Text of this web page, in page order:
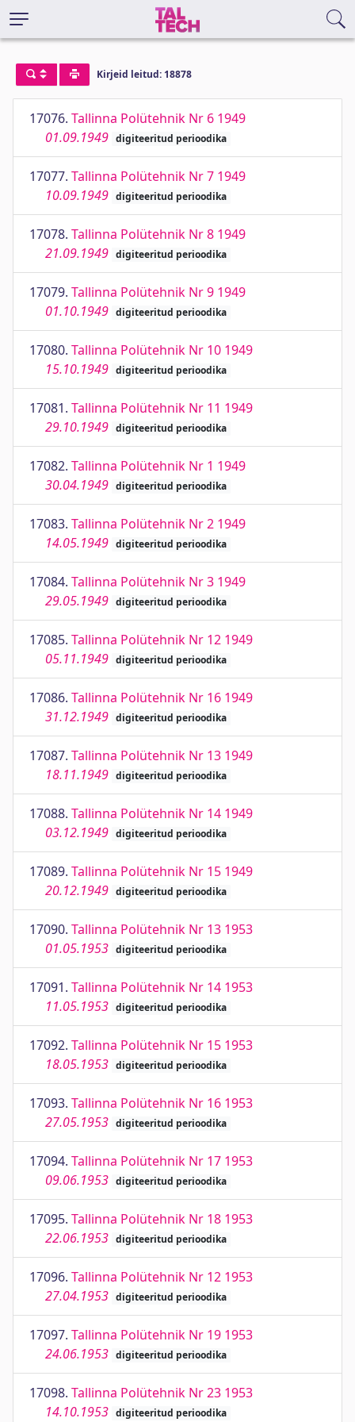
Kirjeid leitud: 18878
17076. Tallinna Polütehnik Nr 6 1949
01.09.1949 digiteeritud perioodika
17077. Tallinna Polütehnik Nr 7 1949
10.09.1949 digiteeritud perioodika
17078. Tallinna Polütehnik Nr 8 1949
21.09.1949 digiteeritud perioodika
17079. Tallinna Polütehnik Nr 9 1949
01.10.1949 digiteeritud perioodika
17080. Tallinna Polütehnik Nr 10 1949
15.10.1949 digiteeritud perioodika
17081. Tallinna Polütehnik Nr 11 1949
29.10.1949 digiteeritud perioodika
17082. Tallinna Polütehnik Nr 1 1949
30.04.1949 digiteeritud perioodika
17083. Tallinna Polütehnik Nr 2 1949
14.05.1949 digiteeritud perioodika
17084. Tallinna Polütehnik Nr 3 1949
29.05.1949 digiteeritud perioodika
17085. Tallinna Polütehnik Nr 12 1949
05.11.1949 digiteeritud perioodika
17086. Tallinna Polütehnik Nr 16 1949
31.12.1949 digiteeritud perioodika
17087. Tallinna Polütehnik Nr 13 1949
18.11.1949 digiteeritud perioodika
17088. Tallinna Polütehnik Nr 14 1949
03.12.1949 digiteeritud perioodika
17089. Tallinna Polütehnik Nr 15 1949
20.12.1949 digiteeritud perioodika
17090. Tallinna Polütehnik Nr 13 1953
01.05.1953 digiteeritud perioodika
17091. Tallinna Polütehnik Nr 14 1953
11.05.1953 digiteeritud perioodika
17092. Tallinna Polütehnik Nr 15 1953
18.05.1953 digiteeritud perioodika
17093. Tallinna Polütehnik Nr 16 1953
27.05.1953 digiteeritud perioodika
17094. Tallinna Polütehnik Nr 17 1953
09.06.1953 digiteeritud perioodika
17095. Tallinna Polütehnik Nr 18 1953
22.06.1953 digiteeritud perioodika
17096. Tallinna Polütehnik Nr 12 1953
27.04.1953 digiteeritud perioodika
17097. Tallinna Polütehnik Nr 19 1953
24.06.1953 digiteeritud perioodika
17098. Tallinna Polütehnik Nr 23 1953
14.10.1953 digiteeritud perioodika